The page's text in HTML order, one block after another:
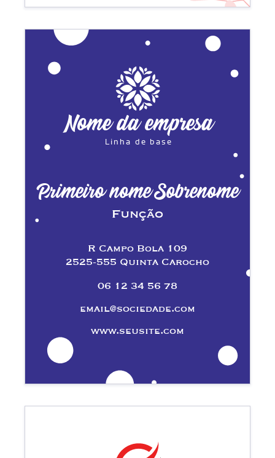
www.seusite.com
email@sociedade.com
06 12 34 56 78
R Campo Bola 109
2525-555 Quinta Carocho
Primeiro nome Sobrenome
Função
Nome da empresa
Linha de base